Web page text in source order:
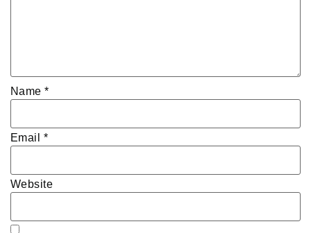
Name*
Email *
Website